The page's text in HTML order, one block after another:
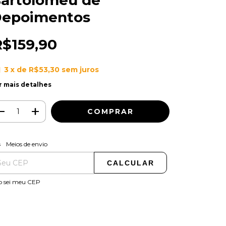
3 x de R$53,30 sem juros
mais detalhes
para o CEP:
Meios de envio
CALCULAR
sei meu CEP